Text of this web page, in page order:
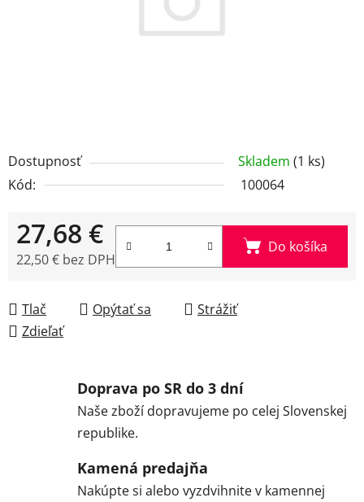
Dostupnosť Skladem (1 ks)
Kód:
100064
27,68 €
22,50 € bez DPH
Do košíka
Tlač Opýtať sa
Strážiť
Zdieľať
Doprava po SR do 3 dní
Naše zboží dopravujeme po celej Slovenskej
republike.
Kamená predajňa
Nakúpte si alebo vyzdvihnite v kamennej